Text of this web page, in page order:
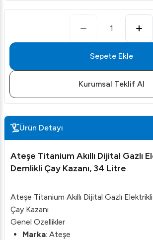
1
Sepete Ekle
Kurumsal Teklif Al
Ürün Detayı
Ateşe Titanium Akıllı Dijital Gazlı
Demlikli Çay Kazanı, 34 Litre
Ateşe Titanium Akıllı Dijital Gazlı
Çay Kazanı
Genel Özellikler
Marka: Ateşe